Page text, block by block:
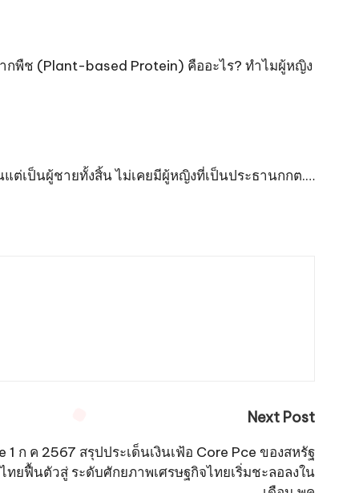
กพืช (Plant-based Protein) คืออะไร? ทำไมผู้หญิง
ต่เป็นผู้ชายทั้งสิ้น ไม่เคยมีผู้หญิงที่เป็นประธานกกต.…
Next Post
1 ก ค 2567 สรุปประเด็นเงินเฟ้อ Core Pce ของสหรัฐ
ทยฟื้นตัวสู่ ระดับศักยภาพเศรษฐกิจไทยเริ่มชะลอลงใน